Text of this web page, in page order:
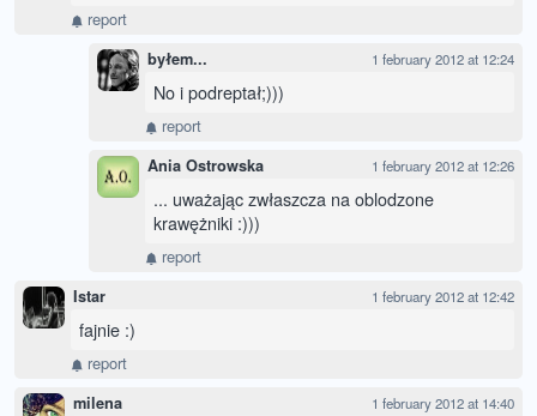
report
byłem... 1 february 2012 at 12:24
No i podreptał;)))
report
Ania Ostrowska 1 february 2012 at 12:26
... uważając zwłaszcza na oblodzone
krawężniki :)))
report
Istar 1 february 2012 at 12:42
fajnie :)
report
milena 1 february 2012 at 14:40